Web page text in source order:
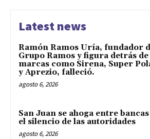
Latest news
Ramón Ramos Uría, fundador
Grupo Ramos y figura detrás de
marcas como Sirena, Super
y Aprezio, falleció.
agosto 6, 2026
San Juan se ahoga entre
el silencio de las autoridades
agosto 6, 2026